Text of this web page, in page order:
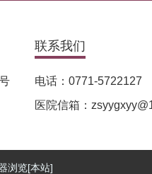
联系我们
电话：0771-5722127
医院信箱：
浏览[本站]